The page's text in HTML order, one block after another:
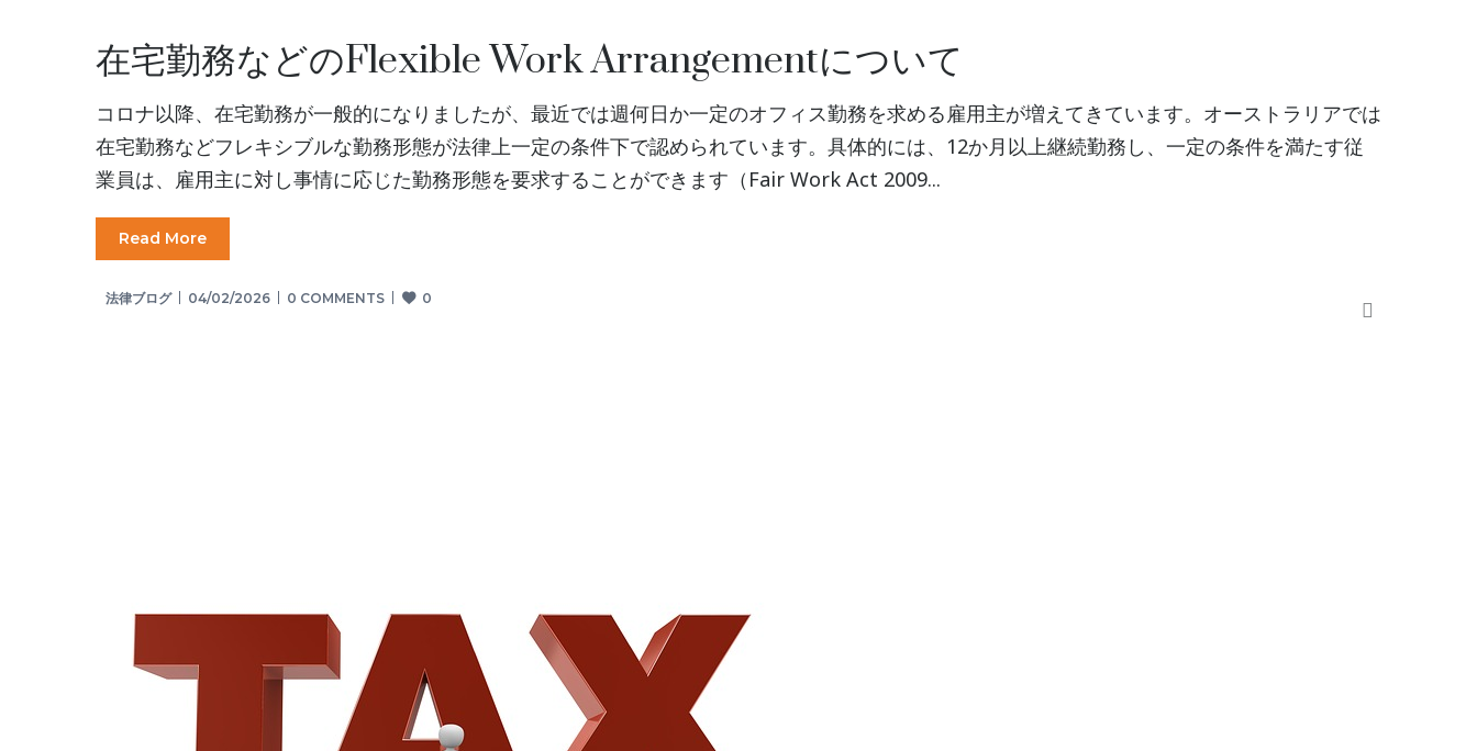
在宅勤務などのFlexible Work Arrangementについて
コロナ以降、在宅勤務が一般的になりましたが、最近では週何日か一定のオフィス勤務を求める雇用主が増えてきています。オーストラリアでは
在宅勤務などフレキシブルな勤務形態が法律上一定の条件下で認められています。具体的には、12か月以上継続勤務し、一定の条件を満たす従
業員は、雇用主に対し事情に応じた勤務形態を要求することができます（Fair Work Act 2009...
Read More
法律ブログ 04/02/2026 0 COMMENTS 0